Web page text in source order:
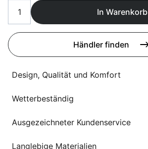
Uber uns
Sprachwahl
In Warenkorb
Händler finden
Design, Qualität und Komfort
Wetterbeständig
Ausgezeichneter Kundenservice
Langlebige Materialien